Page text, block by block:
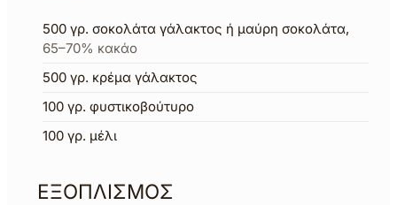
500 γρ. σοκολάτα γάλακτος ή μαύρη σοκολάτα,
65–70% κακάο
500 γρ. κρέμα γάλακτος
100 γρ. φυστικοβούτυρο
100 γρ. μέλι
ΕΞΟΠΛΙΣΜΟΣ